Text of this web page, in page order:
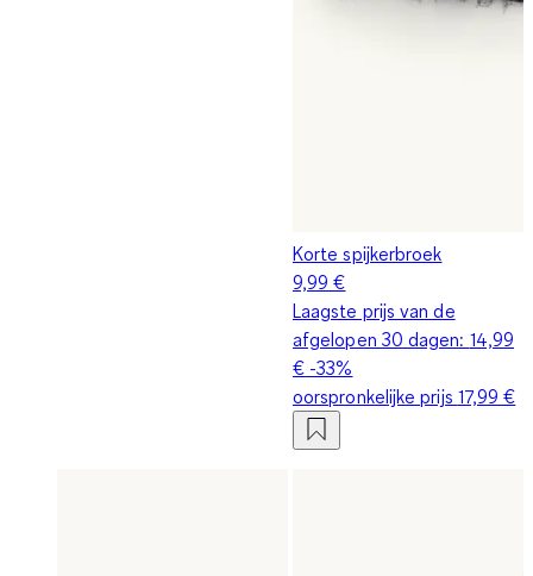
Korte spijkerbroek
9,99 €
Laagste prijs van de
afgelopen 30 dagen: 14,99
€ -33%
oorspronkelijke prijs 17,99 €